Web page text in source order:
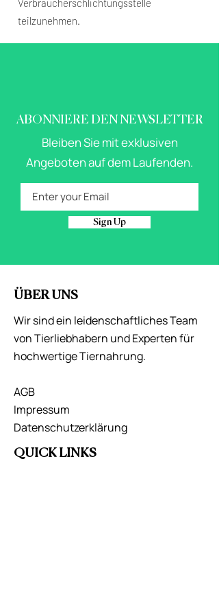
Verbraucherschlichtungsstelle
teilzunehmen.
ABONNIERE DEN NEWSLETTER
Bleiben Sie mit exklusiven
Angeboten auf dem Laufenden.
Sign Up
ÜBER UNS
Wir sind ein leidenschaftliches Team
von Tierliebhabern und Experten für
hochwertige Tiernahrung.
AGB
Impressum
Datenschutzerklärung
QUICK LINKS